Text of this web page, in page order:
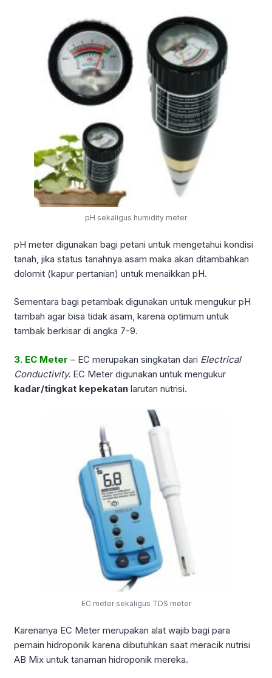
pH sekaligus humidity meter
pH meter digunakan bagi petani untuk mengetahui kondisi
tanah, jika status tanahnya asam maka akan ditambahkan
dolomit (kapur pertanian) untuk menaikkan pH.
Sementara bagi petambak digunakan untuk mengukur pH
tambah agar bisa tidak asam, karena optimum untuk
tambak berkisar di angka 7-9.
3. EC Meter – EC merupakan singkatan dari Electrical
Conductivity. EC Meter digunakan untuk mengukur
kadar/tingkat kepekatan larutan nutrisi.
EC meter sekaligus TDS meter
Karenanya EC Meter merupakan alat wajib bagi para
pemain hidroponik karena dibutuhkan saat meracik nutrisi
AB Mix untuk tanaman hidroponik mereka.